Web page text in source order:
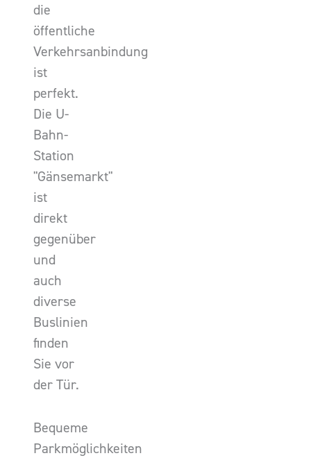
die
öffentliche
Verkehrsanbindung
ist
perfekt.
Die U-
Bahn-
Station
"Gänsemarkt"
ist
direkt
gegenüber
und
auch
diverse
Buslinien
finden
Sie vor
der Tür.
Bequeme
Parkmöglichkeiten